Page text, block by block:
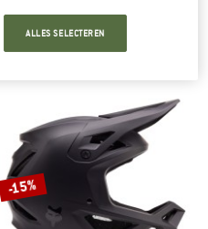
vanaf € 254,96
-15%
ALLES SELECTEREN